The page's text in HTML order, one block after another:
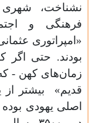
نشناخت،
فرهنگی و
«امپراتوری
بودند. حتی اگر
زمان‌های کهن -
قدیم»
بیشتر
اصلی یهودی